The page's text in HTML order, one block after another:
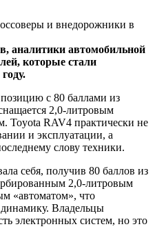
аналитики автомобильной
которые стали
с 80 баллами из
2,0-литровым
Toyota RAV4 практически не
и эксплуатации, а
слову техники.
себя, получив 80 баллов из
2,0-литровым
«автоматом», что
Владельцы
электронных систем, но это